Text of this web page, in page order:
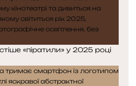
«піратили» у 2025 році